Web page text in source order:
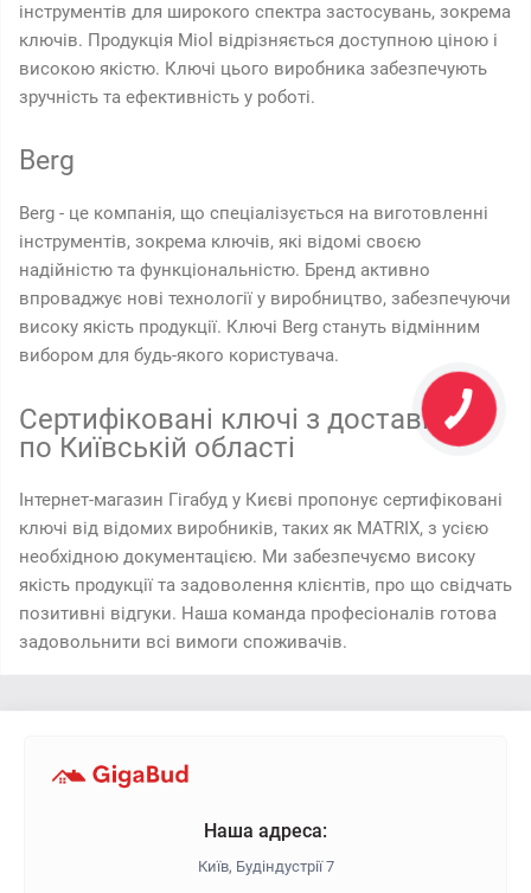
інструментів для широкого спектра застосувань, зокрема
ключів. Продукція Miol відрізняється доступною ціною і
високою якістю. Ключі цього виробника забезпечують
зручність та ефективність у роботі.
Berg
Berg - це компанія, що спеціалізується на виготовленні
інструментів, зокрема ключів, які відомі своєю
надійністю та функціональністю. Бренд активно
впроваджує нові технології у виробництво, забезпечуючи
високу якість продукції. Ключі Berg стануть відмінним
вибором для будь-якого користувача.
Сертифіковані ключі з доставкою
по Київській області
Інтернет-магазин Гігабуд у Києві пропонує сертифіковані
ключі від відомих виробників, таких як MATRIX, з усією
необхідною документацією. Ми забезпечуємо високу
якість продукції та задоволення клієнтів, про що свідчать
позитивні відгуки. Наша команда професіоналів готова
задовольнити всі вимоги споживачів.
Наша адреса:
Київ, Будіндустрії 7